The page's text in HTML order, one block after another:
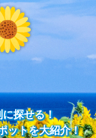
探せる！
ットを大紹介！